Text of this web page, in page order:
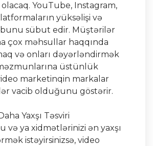
YouTube, Instagram,
yüksəlişi və
bunu sübut edir. Müştərilər
çox məhsullar haqqında
və onları dəyərləndirmək
üstünlük
marketinqin markalar
vacib olduğunu göstərir.
Yaxşı Təsviri
və ya xidmətlərinizi ən yaxşı
istəyirsinizsə, video